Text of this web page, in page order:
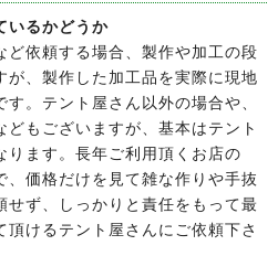
いるかどうか
ど依頼する場合、製作や加工の段
が、製作した加工品を実際に現地
。テント屋さん以外の場合や、
もございますが、基本はテント
ります。長年ご利用頂くお店の
、価格だけを見て雑な作りや手抜
せず、しっかりと責任をもって最
けるテント屋さんにご依頼下さ